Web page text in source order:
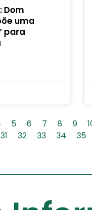
Dom
uma
para
5 6 7 8 9
31 32 33 34 35